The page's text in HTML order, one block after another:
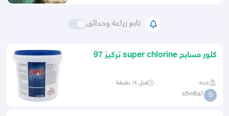
تابع زراعة وحدائق
كلور مسابح super chlorine تركيز 97
جده قبل ١٤ دقيقة
S
s5m6a7